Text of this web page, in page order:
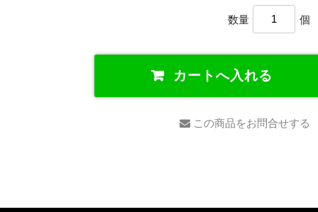
数量 個
この商品をお問合せする